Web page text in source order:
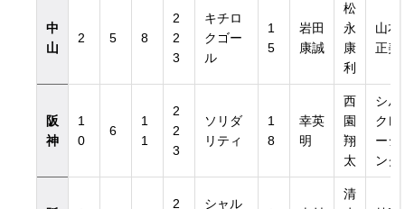
中
山
2 5 8
2
2
3
キチロ
クゴー
ル
1
5
岩田
康誠
松
永
康
利
山本
正美
阪
神
1
0
6
1
1
2
2
3
ソリダ
リティ
1
8
幸英
明
西
園
翔
太
シル
クレ
ーシ
ング
2
シャル
清